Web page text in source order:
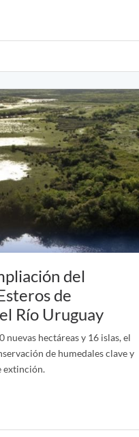
del
de
Río Uruguay
hectáreas y 16 islas, el
de humedales clave y
extinción.